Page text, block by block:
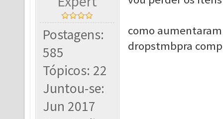
Postagens:
585
Tópicos: 22
Juntou-se:
Jun 2017
como
dropstmbpra